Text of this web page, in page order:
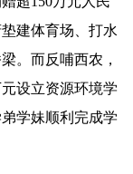
建体育场、打水
。而反哺西农，
设立资源环境学
学妹顺利完成学